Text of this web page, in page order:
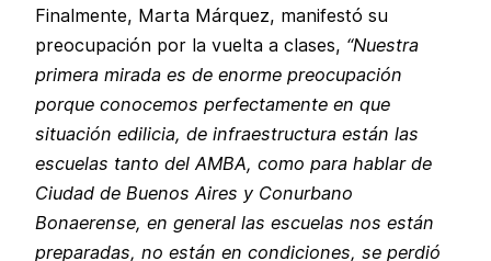
Finalmente, Marta Márquez, manifestó su
preocupación por la vuelta a clases, “Nuestra
primera mirada es de enorme preocupación
porque conocemos perfectamente en que
situación edilicia, de infraestructura están las
escuelas tanto del AMBA, como para hablar de
Ciudad de Buenos Aires y Conurbano
Bonaerense, en general las escuelas nos están
preparadas, no están en condiciones, se perdió